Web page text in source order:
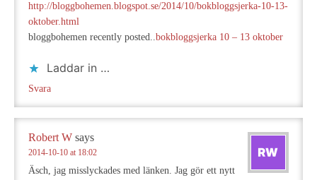
http://bloggbohemen.blogspot.se/2014/10/bokbloggsjerka-10-13-
oktober.html
bloggbohemen recently posted..bokbloggsjerka 10 – 13 oktober
Laddar in …
Svara
Robert W says
2014-10-10 at 18:02
Äsch, jag misslyckades med länken. Jag gör ett nytt